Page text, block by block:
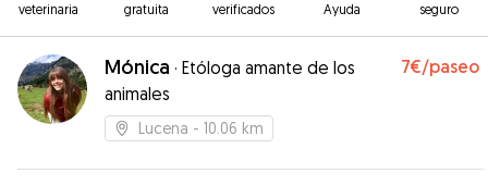
veterinaria
gratuita
verificados
Ayuda
seguro
Mónica · Etóloga amante de los
animales
7€/paseo
Lucena - 10.06 km